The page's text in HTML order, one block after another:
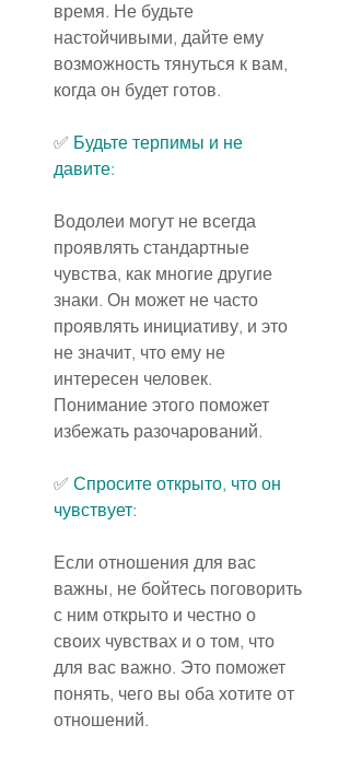
время. Не будьте
настойчивыми, дайте ему
возможность тянуться к вам,
когда он будет готов.
✅ Будьте терпимы и не
давите:
Водолеи могут не всегда
проявлять стандартные
чувства, как многие другие
знаки. Он может не часто
проявлять инициативу, и это
не значит, что ему не
интересен человек.
Понимание этого поможет
избежать разочарований.
✅ Спросите открыто, что он
чувствует:
Если отношения для вас
важны, не бойтесь поговорить
с ним открыто и честно о
своих чувствах и о том, что
для вас важно. Это поможет
понять, чего вы оба хотите от
отношений.